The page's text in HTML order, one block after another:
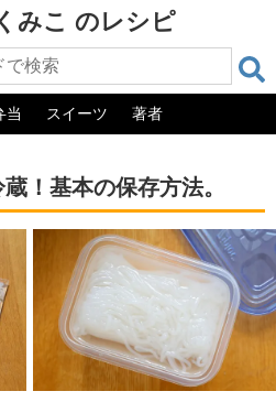
みこ のレシピ
当 スイーツ 著者
！基本の保存方法。